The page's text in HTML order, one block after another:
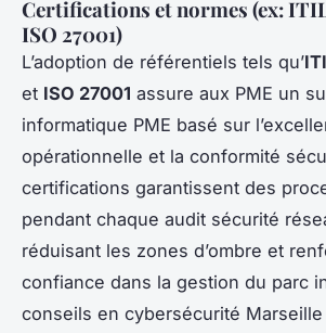
Certifications et normes (ex:
ISO 27001)
L’adoption de référentiels tels qu’
et ISO 27001 assure aux PME un
informatique PME basé sur
opérationnelle et la conformité
certifications garantissent des
pendant chaque audit sécurité
réduisant les zones d’ombre et
confiance dans la gestion du parc
conseils en cybersécurité